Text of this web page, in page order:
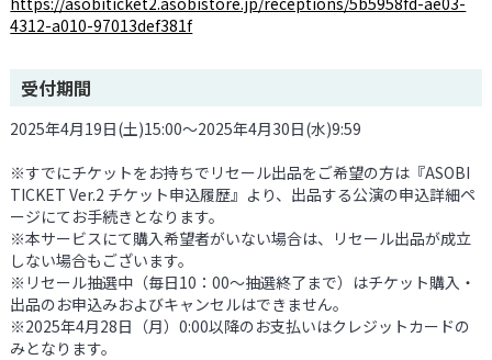
4312-a010-97013def381f
受付期間
2025年4月19日(土)15:00～2025年4月30日(水)9:59
※すでにチケットをお持ちでリセール出品をご希望の方は『ASOBI
TICKET Ver.2 チケット申込履歴』より、出品する公演の申込詳細ペ
ージにてお手続きとなります。
※本サービスにて購入希望者がいない場合は、リセール出品が成立
しない場合もございます。
※リセール抽選中（毎日10：00～抽選終了まで）はチケット購入・
出品のお申込みおよびキャンセルはできません。
※2025年4月28日（月）0:00以降のお支払いはクレジットカードの
みとなります。